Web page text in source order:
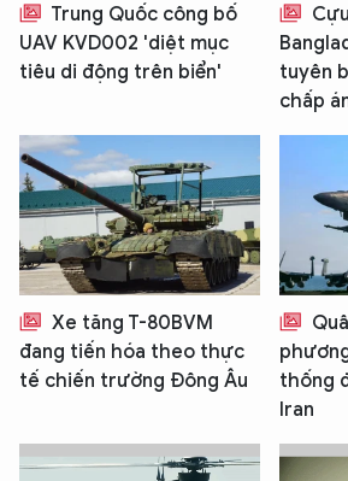
Trung Quốc công bố
UAV KVD002 'diệt mục
tiêu di động trên biển'
tuyên
chấp
Xe tăng T-80BVM
đang tiến hóa theo thực
tế chiến trường Đông Âu
thống
Iran